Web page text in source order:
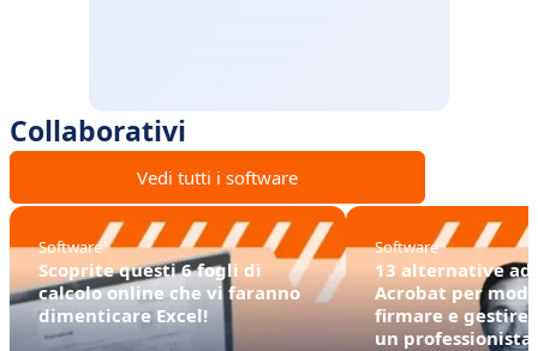
Collaborativi
Vedi tutti i software
Software
Scoprite questi 6 fogli di
calcolo online che vi faranno
dimenticare Excel!
Software
13 alternative ad
Acrobat per
firmare e gestire i
un professionista